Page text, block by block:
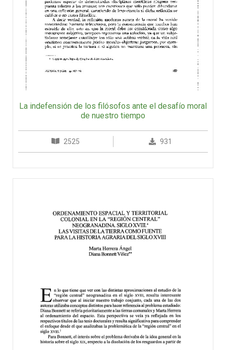
La indefensión de los filósofos ante el desafío moral
de nuestro tiempo
2525 931